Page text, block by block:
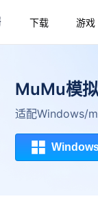
下载 游戏
MuMu模拟
适配Windows/